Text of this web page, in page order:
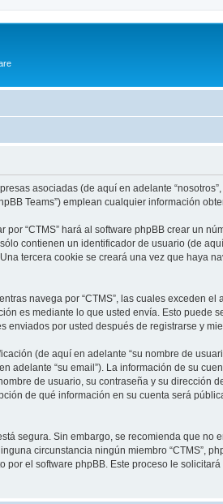
asociadas (de aquí en adelante “nosotros”,
Teams”) emplean cualquier información
“CTMS” hará al software phpBB crear un
contienen un identificador de usuario (de
tercera cookie se creará una vez que haya
navega por “CTMS”, las cuales exceden
es mediante lo que usted envía. Esto puede
enviados por usted después de registrarse y
(de aquí en adelante “su nombre de
adelante “su email”). La información de su
de usuario, su contraseña y su dirección
de qué información en su cuenta será
segura. Sin embargo, se recomienda que
circunstancia ningún miembro “CTMS”,
por el software phpBB. Este proceso le